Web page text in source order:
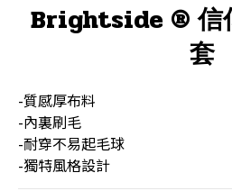
數無上限
Brightside ® 信
套
-質感厚布料
-內裏刷毛
-耐穿不易起毛球
-獨特風格設計